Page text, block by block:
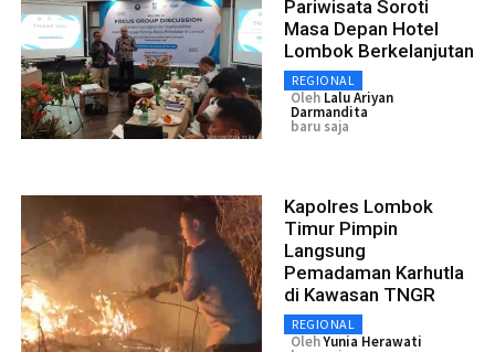
Pariwisata Soroti
Masa Depan Hotel
Lombok Berkelanjutan
REGIONAL
Oleh Lalu Ariyan
Darmandita
baru saja
Kapolres Lombok
Timur Pimpin
Langsung
Pemadaman Karhutla
di Kawasan TNGR
REGIONAL
OlehYunia Herawati